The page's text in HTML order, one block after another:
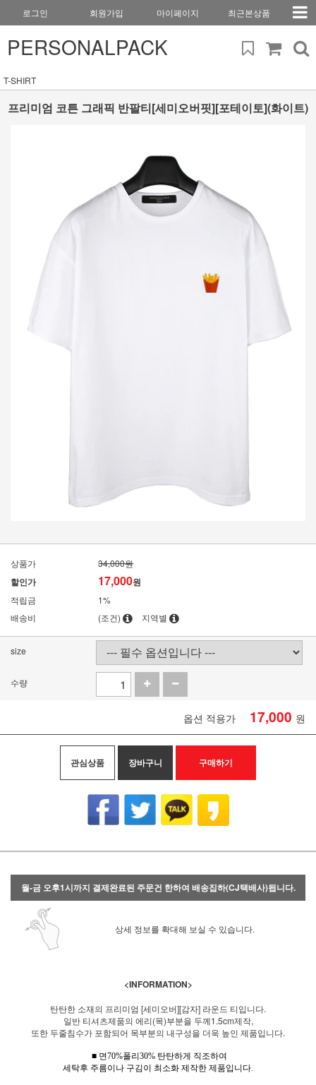
로그인 회원가입 마이페이지 최근본상품
PERSONALPACK
T-SHIRT
프리미엄 코튼 그래픽 반팔티[세미오버핏][포테이토](화이트)
상품가 34,000원
할인가 17,000원
적립금
1%
배송비
(조건) 지역별
size
수량
옵션 적용가 17,000 원
관심상품 장바구니 구매하기
월-금 오후1시까지 결제완료된 주문건 한하여 배송집하(CJ택배사)됩니다.
상세 정보를 확대해 보실 수 있습니다.
<INFORMATION>
탄탄한 소재의 프리미엄 [세미오버][감자] 라운드 티입니다.
일반 티셔츠제품의 에리(목)부분을 두께1.5cm제작,
또한 두줄침수가 포함되어 목부분의 내구성을 더욱 높인 제품입니다.
■ 면70%폴리30% 탄탄하게 직조하여
세탁후 주름이나 구김이 최소화 제작한 제품입니다.